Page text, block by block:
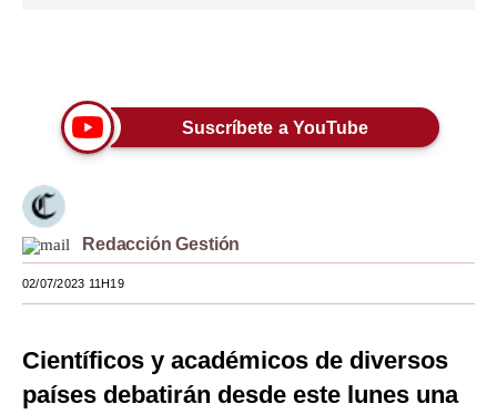
Viajes
Moda
Mundo
España
Suscríbete a YouTube
Redacción Gestión
02/07/2023 11H19
Científicos y académicos de diversos
países debatirán desde este lunes una